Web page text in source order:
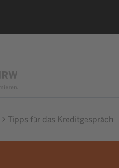
Tipps für das Kreditgespräch